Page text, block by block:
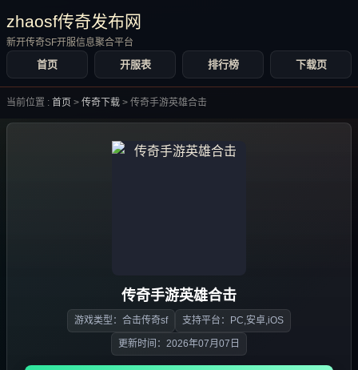
zhaosf传奇发布网
新开传奇SF开服信息聚合平台
首页 开服表 排行榜 下载页
当前位置 : 首页 > 传奇下载 > 传奇手游英雄合击
传奇手游英雄合击
游戏类型：合击传奇sf 支持平台：PC,安卓,iOS
更新时间：2026年07月07日